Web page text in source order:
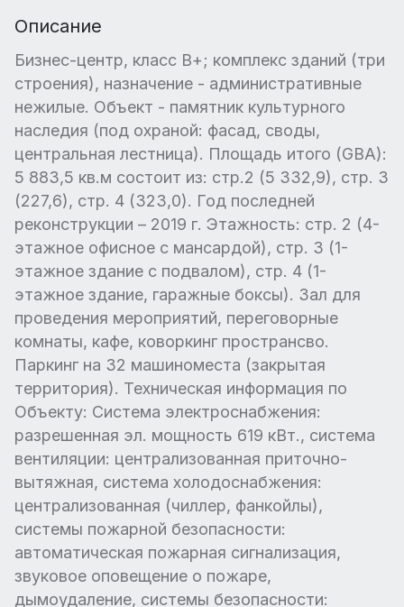
Описание
Бизнес-центр, класс В+; комплекс зданий (три
строения), назначение - административные
нежилые. Объект - памятник культурного
наследия (под охраной: фасад, своды,
центральная лестница). Площадь итого (GBA):
5 883,5 кв.м состоит из: стр.2 (5 332,9), стр. 3
(227,6), стр. 4 (323,0). Год последней
реконструкции – 2019 г. Этажность: стр. 2 (4-
этажное офисное с мансардой), стр. 3 (1-
этажное здание с подвалом), стр. 4 (1-
этажное здание, гаражные боксы). Зал для
проведения мероприятий, переговорные
комнаты, кафе, коворкинг пространсво.
Паркинг на 32 машиноместа (закрытая
территория). Техническая информация по
Объекту: Система электроснабжения:
разрешенная эл. мощность 619 кВт., система
вентиляции: централизованная приточно-
вытяжная, система холодоснабжения:
централизованная (чиллер, фанкойлы),
системы пожарной безопасности:
автоматическая пожарная сигнализация,
звуковое оповещение о пожаре,
дымоудаление, системы безопасности: